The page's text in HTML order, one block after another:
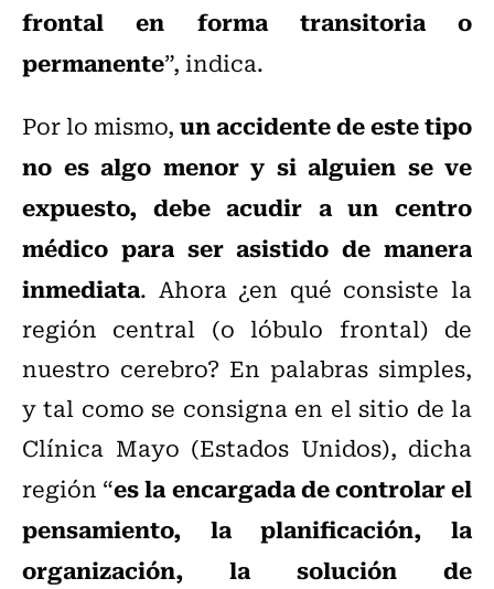
frontal en forma transitoria o
permanente”, indica.
Por lo mismo,un accidente de este tipo
no es algo menor y si alguien se ve
expuesto, debe acudir a un centro
médico para ser asistido de manera
inmediata. Ahora ¿en qué consiste la
región central (o lóbulo frontal) de
nuestro cerebro? En palabras simples,
y tal como se consigna en el sitio de la
Clínica Mayo (Estados Unidos), dicha
región “es la encargada decontrolar el
pensamiento, la planificación, la
organización, la solución de